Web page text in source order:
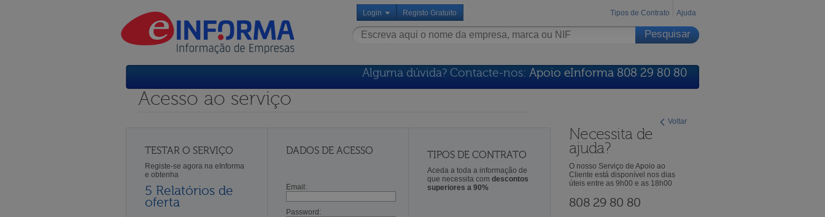
Login Registo Gratuito Tipos de Contrato Ajuda
Alguma dúvida? Contacte-nos: Apoio eInforma 808 29 80 80
Voltar
Acesso ao serviço
TESTAR O SERVIÇO
Registe-se agora na eInforma
e obtenha
5 Relatórios de
oferta
DADOS DE ACESSO
Email:
Password:
TIPOS DE CONTRATO
Aceda a toda a informação de
que necessita comdescontos
superiores a 90%
Necessita de
ajuda?
O nosso Serviço de Apoio ao
Cliente está disponível nos dias
úteis entre as 9h00 e as 18h00
808 29 80 80